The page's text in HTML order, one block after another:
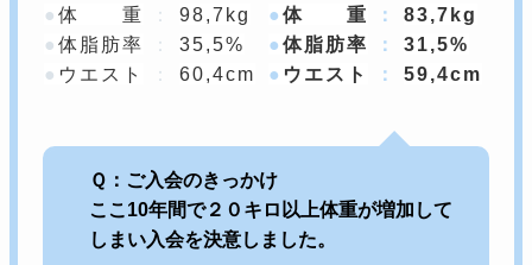
体 重 ：
98,7kg
体脂肪率
：
35,5%
ウエスト
： 60,4cm
体 重 ：
83,7kg
体脂肪率
：
31,5%
ウエスト
： 59,4cm
Ｑ：ご入会のきっかけ
ここ10年間で２０キロ以上体重が増加して
しまい入会を決意しました。